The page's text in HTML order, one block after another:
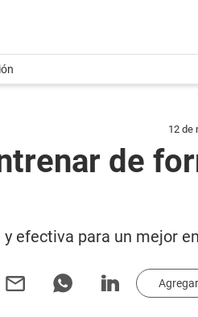
12 de
de
efectiva para un mejor